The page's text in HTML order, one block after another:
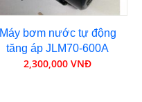
Máy bơm nước tự động
tăng áp JLM70-600A
2,300,000 VNĐ